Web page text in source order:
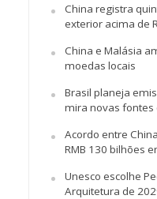
China registra
exterior acima de
China e Malásia
moedas locais
Brasil planeja
mira novas fontes
Acordo entre
RMB 130 bilhões
Unesco escolhe
Arquitetura de